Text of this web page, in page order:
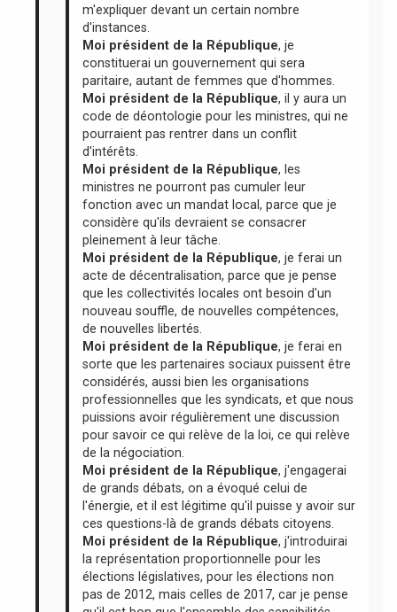
m'expliquer devant un certain nombre
d'instances.
Moi président de la République, je
constituerai un gouvernement qui sera
paritaire, autant de femmes que d'hommes.
Moi président de la République, il y aura un
code de déontologie pour les ministres, qui ne
pourraient pas rentrer dans un conflit
d'intérêts.
Moi président de la République, les
ministres ne pourront pas cumuler leur
fonction avec un mandat local, parce que je
considère qu'ils devraient se consacrer
pleinement à leur tâche.
Moi président de la République, je ferai un
acte de décentralisation, parce que je pense
que les collectivités locales ont besoin d'un
nouveau souffle, de nouvelles compétences,
de nouvelles libertés.
Moi président de la République, je ferai en
sorte que les partenaires sociaux puissent être
considérés, aussi bien les organisations
professionnelles que les syndicats, et que nous
puissions avoir régulièrement une discussion
pour savoir ce qui relève de la loi, ce qui relève
de la négociation.
Moi président de la République, j'engagerai
de grands débats, on a évoqué celui de
l'énergie, et il est légitime qu'il puisse y avoir sur
ces questions-là de grands débats citoyens.
Moi président de la République, j'introduirai
la représentation proportionnelle pour les
élections législatives, pour les élections non
pas de 2012, mais celles de 2017, car je pense